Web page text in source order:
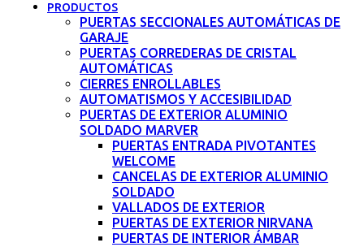
PRODUCTOS
PUERTAS SECCIONALES AUTOMÁTICAS DE
GARAJE
PUERTAS CORREDERAS DE CRISTAL
AUTOMÁTICAS
CIERRES ENROLLABLES
AUTOMATISMOS Y ACCESIBILIDAD
PUERTAS DE EXTERIOR ALUMINIO
SOLDADO MARVER
PUERTAS ENTRADA PIVOTANTES
WELCOME
CANCELAS DE EXTERIOR ALUMINIO
SOLDADO
VALLADOS DE EXTERIOR
PUERTAS DE EXTERIOR NIRVANA
PUERTAS DE INTERIOR ÁMBAR